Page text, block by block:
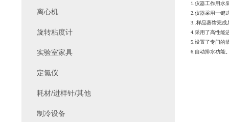
1.仪器工作用水
2.仪器采用一键
3..样品蒸馏完成
4.采用了高性能
5.设置了专门的
6.自动排水功能
离心机
旋转粘度计
实验室家具
定氮仪
耗材/进样针/其他
制冷设备